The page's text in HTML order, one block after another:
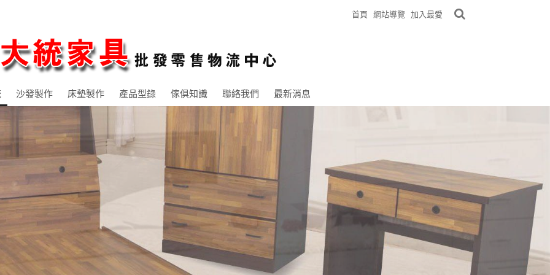
首頁 網站導覽 加入最愛
沙發製作 床墊製作 產品型錄 傢俱知識 聯絡我們 最新消息